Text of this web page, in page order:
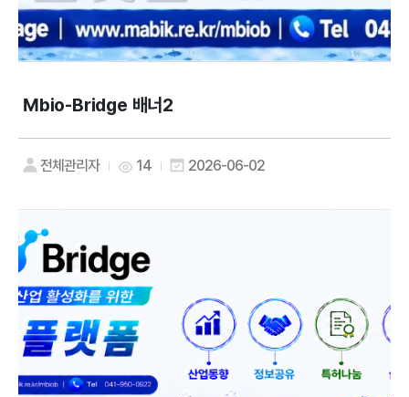
Mbio-Bridge 배너2
전체관리자 14 2026-06-02